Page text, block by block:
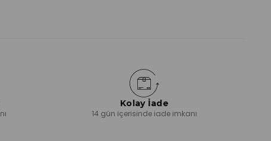
Kolay İade
14 gün içerisinde iade imkanı